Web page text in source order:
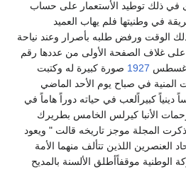
ذلك توطيد الأستعمار على حساب
في وطنيتها فلم يهاب العميد
الوقت ورفض طلبه بأصرار وعند نياحة
غلاف الصفحة الأولى من عددها رقم
1927صورة كبيرة له وكتبت
في صباح يوم الأحد الماضي
كبيراًلعب في حياته دوراً هاماً في
الأنبا كيرلس الخامس بطريرك
المجلة موجز تاريخه قالت " ويعود
اللذين تتألف منهما الأمة
موقفاًأطلق الألسنة بالمديح